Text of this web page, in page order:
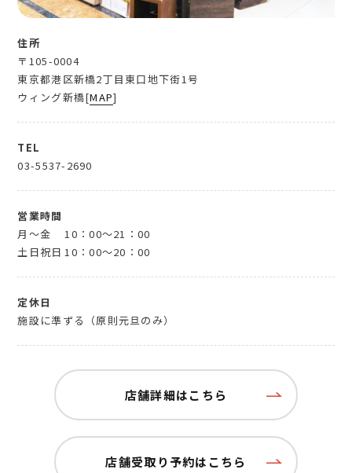
住所
〒105-0004
東京都港区新橋2丁目東口地下街1号
ウィング新橋[MAP]
TEL
03-5537-2690
営業時間
月～金
10：00～21：00
土日祝日 10：00～20：00
定休日
施設に準ずる（原則元旦のみ）
店舗詳細はこちら
店舗受取り予約はこちら